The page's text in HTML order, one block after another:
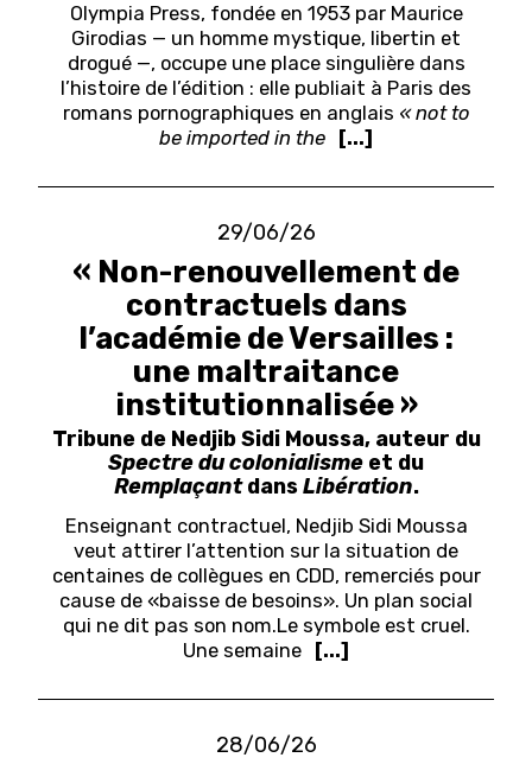
Olympia Press, fondée en 1953 par Maurice
Girodias — un homme mystique, libertin et
drogué —, occupe une place singulière dans
l’histoire de l’édition : elle publiait à Paris des
romans pornographiques en anglais « not to
be imported in the
[...]
29/06/26
« Non-renouvellement de
contractuels dans
l’académie de Versailles :
une maltraitance
institutionnalisée »
Tribune de Nedjib Sidi Moussa, auteur du
Spectre du colonialisme et du
Remplaçantdans Libération.
Enseignant contractuel, Nedjib Sidi Moussa
veut attirer l’attention sur la situation de
centaines de collègues en CDD, remerciés pour
cause de «baisse de besoins». Un plan social
qui ne dit pas son nom.Le symbole est cruel.
Une semaine [...]
28/06/26